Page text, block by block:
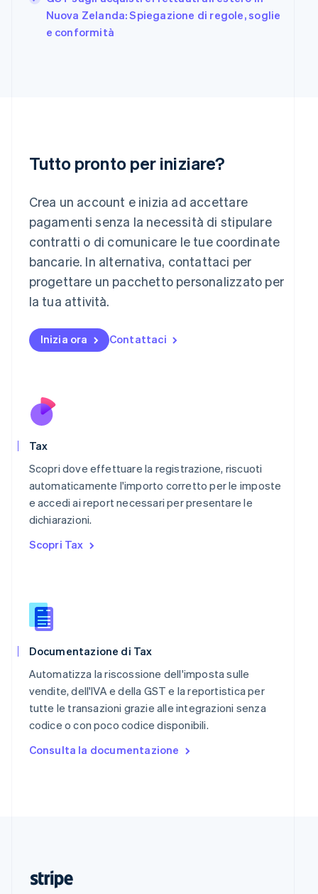
Nuova Zelanda: Spiegazione di regole, soglie
e conformità
Tutto pronto per iniziare?
Crea un account e inizia ad accettare
pagamenti senza la necessità di stipulare
contratti o di comunicare le tue coordinate
bancarie. In alternativa, contattaci per
progettare un pacchetto personalizzato per
la tua attività.
Inizia ora Contattaci
Tax
Scopri dove effettuare la registrazione, riscuoti
automaticamente l'importo corretto per le imposte
e accedi ai report necessari per presentare le
dichiarazioni.
Scopri Tax
Documentazione di Tax
Automatizza la riscossione dell'imposta sulle
vendite, dell'IVA e della GST e la reportistica per
tutte le transazioni grazie alle integrazioni senza
codice o con poco codice disponibili.
Consulta la documentazione
日本語English
Gibilterra
English
Lettonia
English
DeutschEnglish
Lituania
English
Lussemburgo
Français DeutschEnglish
Malaysia
Malta
Messico
EspañolEnglish
English
Paesi Bassi
English
Portogallo
Português English
RAS di Hong Kong, Cina
English简体中文
English
English
Singapore
Slovacchia
English
English Italiano
Spagna
EspañolEnglish
English Español简体中文